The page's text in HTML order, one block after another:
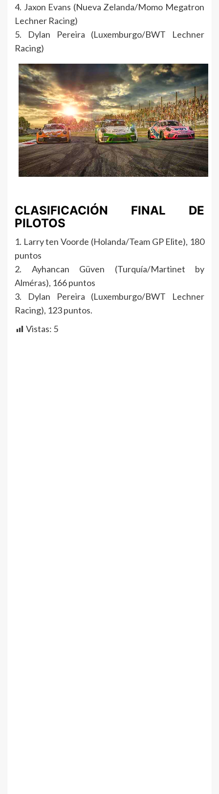
4. Jaxon Evans (Nueva Zelanda/Momo Megatron
Lechner Racing)
5. Dylan Pereira (Luxemburgo/BWT Lechner
Racing)
CLASIFICACIÓN FINAL DE
PILOTOS
1. Larry ten Voorde (Holanda/Team GP Elite), 180
puntos
2. Ayhancan Güven (Turquía/Martinet by
Alméras), 166 puntos
3. Dylan Pereira (Luxemburgo/BWT Lechner
Racing), 123 puntos.
Vistas: 5